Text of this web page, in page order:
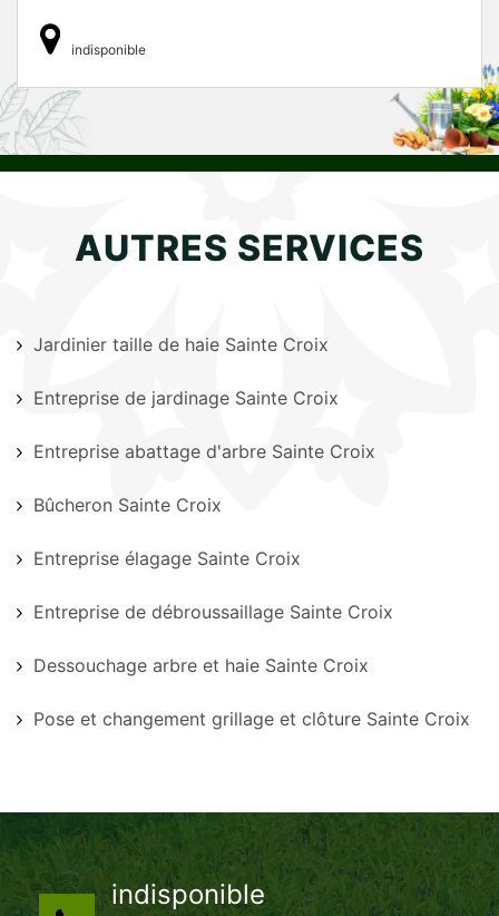
indisponible
AUTRES SERVICES
Jardinier taille de haie Sainte Croix
Entreprise de jardinage Sainte Croix
Entreprise abattage d'arbre Sainte Croix
Bûcheron Sainte Croix
Entreprise élagage Sainte Croix
Entreprise de débroussaillage Sainte Croix
Dessouchage arbre et haie Sainte Croix
Pose et changement grillage et clôture Sainte Croix
indisponible